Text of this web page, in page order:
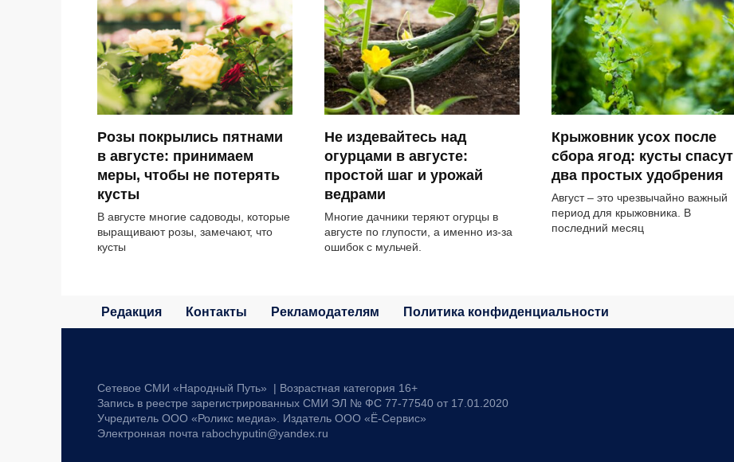
Розы покрылись пятнами
в августе: принимаем
меры, чтобы не потерять
кусты
В августе многие садоводы, которые
выращивают розы, замечают, что
кусты
Не издевайтесь над
огурцами в августе:
простой шаг и урожай
ведрами
Многие дачники теряют огурцы в
августе по глупости, а именно из-за
ошибок с мульчей.
Крыжовник усох после
сбора ягод: кусты спасут
два простых удобрения
Август – это чрезвычайно важный
период для крыжовника. В
последний месяц
Редакция Контакты Рекламодателям Политика конфиденциальности
Сетевое СМИ «Народный Путь» | Возрастная категория 16+
Запись в реестре зарегистрированных СМИ ЭЛ № ФС 77-77540 от 17.01.2020
Учредитель ООО «Роликс медиа». Издатель ООО «Ё-Сервис»
Электронная почта rabochyputin@yandex.ru